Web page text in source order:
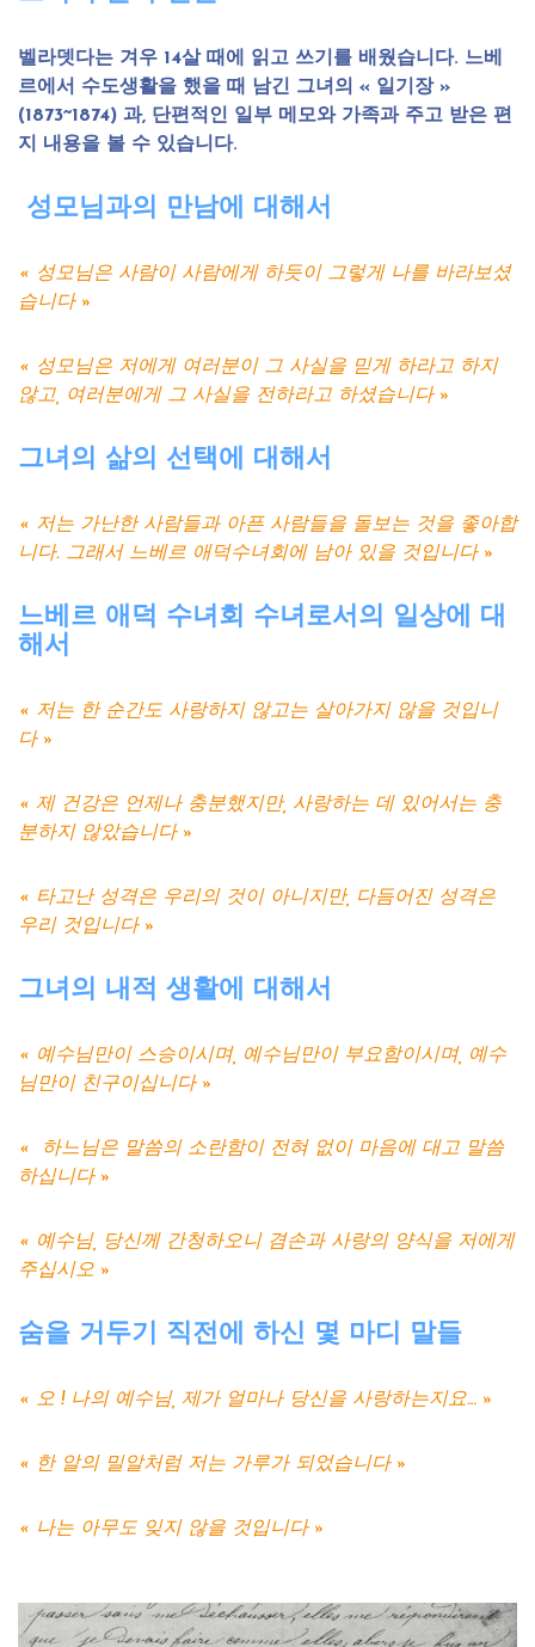
벨라뎃다는 겨우 14살 때에 읽고 쓰기를 배웠습니다. 느베
르에서 수도생활을 했을 때 남긴 그녀의 « 일기장 »
(1873~1874) 과, 단편적인 일부 메모와 가족과 주고 받은 편
지 내용을 볼 수 있습니다.
성모님과의 만남에 대해서
« 성모님은 사람이 사람에게 하듯이 그렇게 나를 바라보셨
습니다 »
« 성모님은 저에게 여러분이 그 사실을 믿게 하라고 하지
않고, 여러분에게 그 사실을 전하라고 하셨습니다 »
그녀의 삶의 선택에 대해서
« 저는 가난한 사람들과 아픈 사람들을 돌보는 것을 좋아합
니다. 그래서 느베르 애덕수녀회에 남아 있을 것입니다 »
느베르 애덕 수녀회 수녀로서의 일상에
대
해서
« 저는 한 순간도 사랑하지 않고는 살아가지 않을 것입니
다 »
« 제 건강은 언제나 충분했지만, 사랑하는 데 있어서는 충
분하지 않았습니다 »
« 타고난 성격은 우리의 것이 아니지만, 다듬어진 성격은
우리 것입니다 »
그녀의 내적 생활에 대해서
« 예수님만이 스승이시며, 예수님만이 부요함이시며, 예수
님만이 친구이십니다 »
« 하느님은 말씀의 소란함이 전혀 없이 마음에 대고 말씀
하십니다 »
« 예수님, 당신께 간청하오니 겸손과 사랑의 양식을 저에게
주십시오 »
숨을 거두기 직전에 하신 몇 마디 말들
« 오 ! 나의 예수님, 제가 얼마나 당신을 사랑하는지요… »
« 한 알의 밀알처럼 저는 가루가 되었습니다 »
« 나는 아무도 잊지 않을 것입니다 »